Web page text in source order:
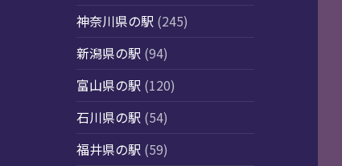
神奈川県の駅 (245)
新潟県の駅 (94)
富山県の駅 (120)
石川県の駅 (54)
福井県の駅 (59)